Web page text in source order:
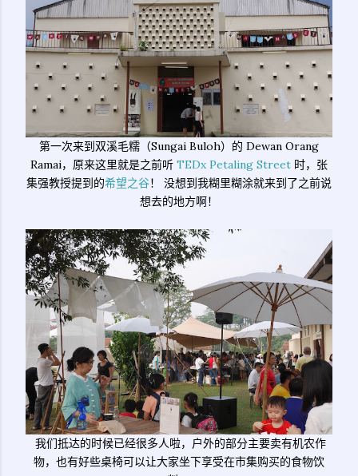
第一次来到双溪毛糯（Sungai Buloh）的 Dewan Orang
Ramai，原来这里就是之前听 TEDx Petaling Street 时，张
集强教授提到的希望之谷！ 没想到我糊里糊涂就来到了之前说
想去的地方啊！
我们抵达的时候已经很多人啦，户外的部分主要卖有机农作
物，也有好些桌椅可以让大家坐下享受在市集购买的食物饮